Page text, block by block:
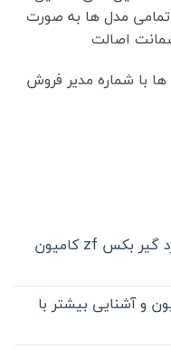
تمامی مدل ها به صورت
اصالت
ها با شماره مدیر فروش
نکات مهم و کلیدی که در مورد گیر بکس zf کامیون
و آشنایی بیشتر با